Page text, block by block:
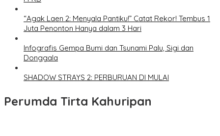
“Agak Laen 2: Menyala Pantiku!” Catat Rekor! Tembus 1
Juta Penonton Hanya dalam 3 Hari
Infografis Gempa Bumi dan Tsunami Palu, Sigi dan
Donggala
SHADOW STRAYS 2: PERBURUAN DI MULAI
Perumda Tirta Kahuripan